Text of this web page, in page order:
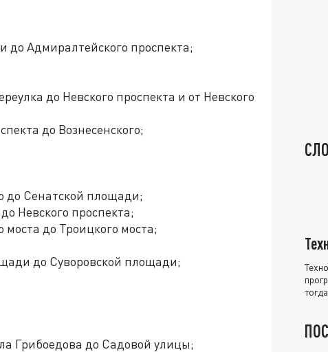
до Адмиралтейского проспекта;
до Невского проспекта и от Невского
до Вознесенского;
до Сенатской площади;
Невского проспекта;
до Троицкого моста;
до Суворовской площади;
Грибоедова до Садовой улицы;